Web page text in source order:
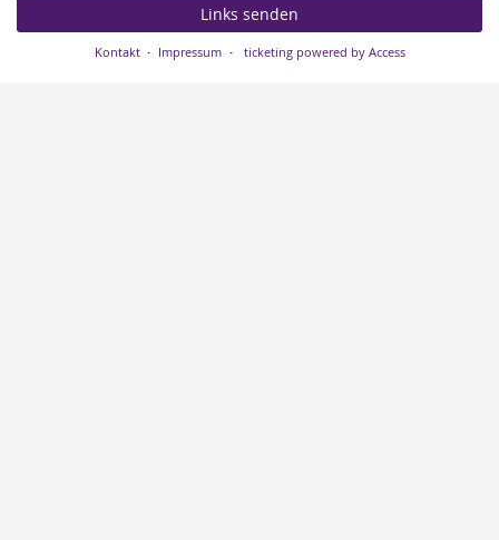
Links senden
Kontakt Impressum ticketing powered by Access